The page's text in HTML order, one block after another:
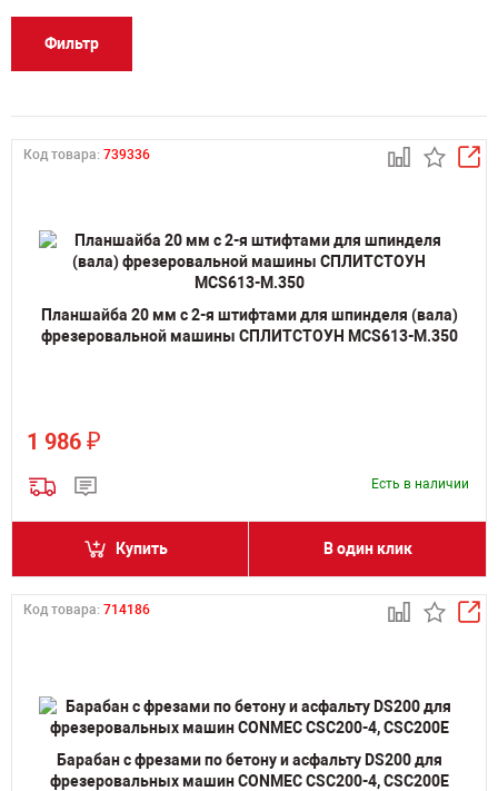
Фильтр
Код товара: 739336
Планшайба 20 мм с 2-я штифтами для шпинделя (вала)
фрезеровальной машины СПЛИТСТОУН MCS613-M.350
1 986 ₽
Есть в наличии
Купить В один клик
Код товара: 714186
Барабан с фрезами по бетону и асфальту DS200 для
фрезеровальных машин CONMEC CSC200-4, CSC200E